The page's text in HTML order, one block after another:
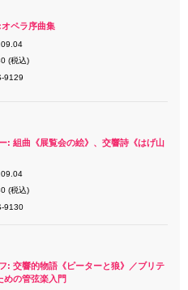
ペラ序曲集
(税込)
9129
: 組曲《展覧会の絵》、交響詩《はげ山
(税込)
9130
: 交響的物語《ピーターと狼》／ブリテ
めの管弦楽入門